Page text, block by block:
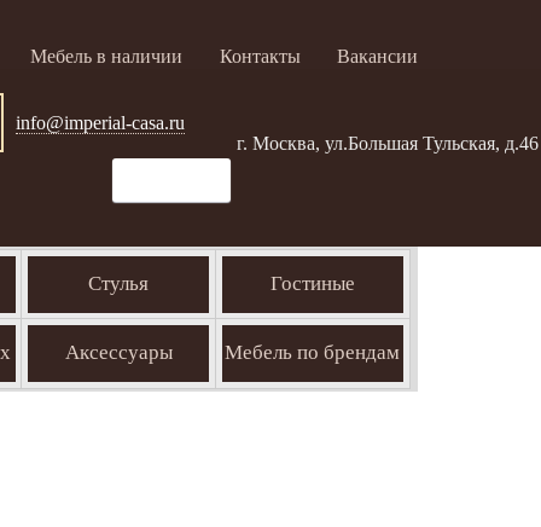
Мебель в наличии Контакты Вакансии
info@imperial-casa.ru
г. Москва, ул.Большая Тульская, д.46
Стулья Гостиные
Аксессуары Мебель по брендам